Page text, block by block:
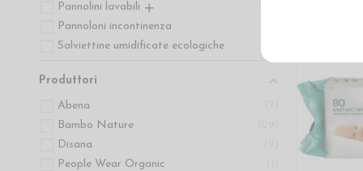
Pannolini lavabili
Pannoloni incontinenza
Salviettine umidificate ecologiche
Produttori
Abena
Bambo Nature
Disana
People Wear Organic